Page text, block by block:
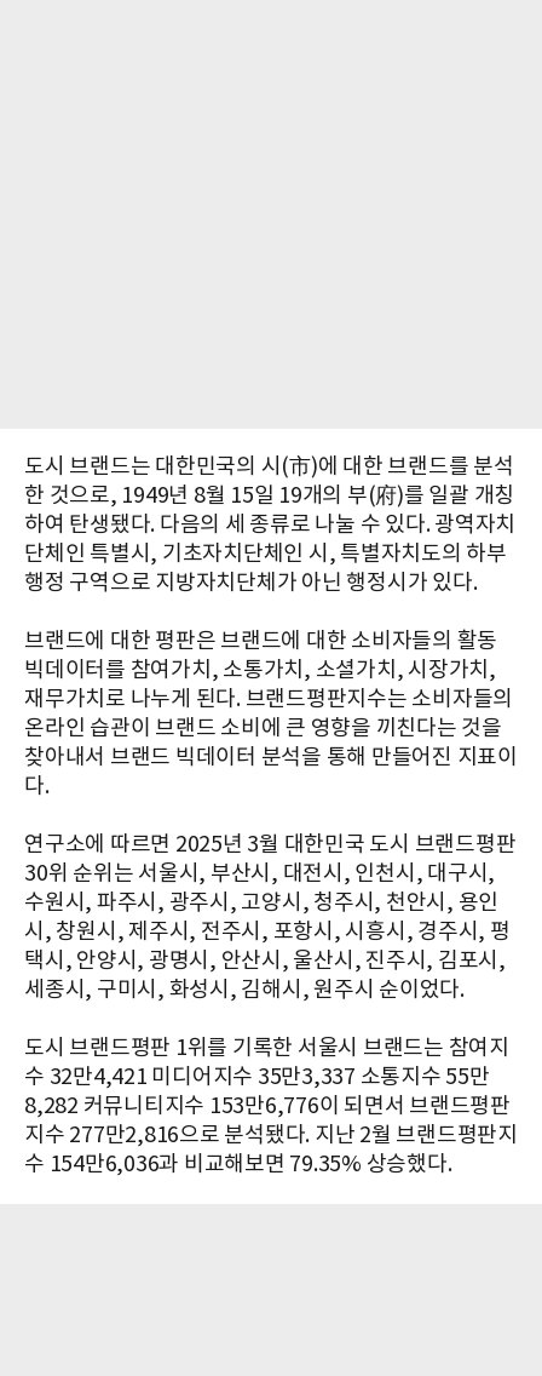
도시 브랜드는 대한민국의 시(市)에 대한 브랜드를 분석
한 것으로, 1949년 8월 15일 19개의 부(府)를 일괄 개칭
하여 탄생됐다. 다음의 세 종류로 나눌 수 있다. 광역자치
단체인 특별시, 기초자치단체인 시, 특별자치도의 하부
행정 구역으로 지방자치단체가 아닌 행정시가 있다.​
브랜드에 대한 평판은 브랜드에 대한 소비자들의 활동
빅데이터를 참여가치, 소통가치, 소셜가치, 시장가치,
재무가치로 나누게 된다. 브랜드평판지수는 소비자들의
온라인 습관이 브랜드 소비에 큰 영향을 끼친다는 것을
찾아내서 브랜드 빅데이터 분석을 통해 만들어진 지표이
다.
연구소에 따르면 ​2025년 3월 대한민국 도시 브랜드평판
30위 순위는 서울시, 부산시, 대전시, 인천시, 대구시,
수원시, 파주시, 광주시, 고양시, 청주시, 천안시, 용인
시, 창원시, 제주시, 전주시, 포항시, 시흥시, 경주시, 평
택시, 안양시, 광명시, 안산시, 울산시, 진주시, 김포시,
세종시, 구미시, 화성시, 김해시, 원주시 순이었다.
도시 브랜드평판 1위를 기록한 서울시 브랜드는 참여지
수 32만4,421 미디어지수 35만3,337 소통지수 55만
8,282 커뮤니티지수 153만6,776이 되면서 브랜드평판
지수 277만2,816으로 분석됐다. 지난 2월 브랜드평판지
수 154만6,036과 비교해보면 79.35% 상승했다.​